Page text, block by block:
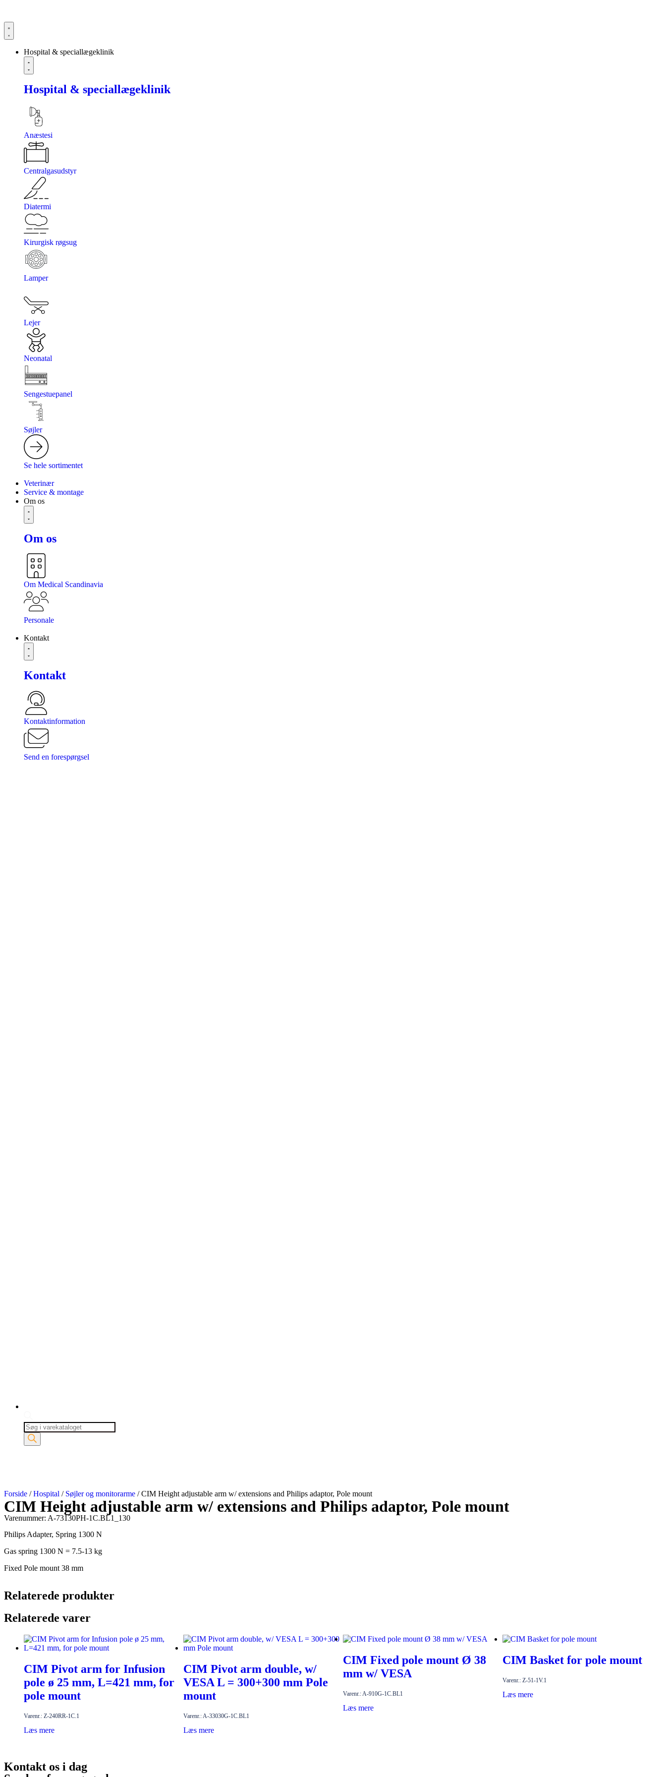
Hospital & speciallægeklinik
Hospital & speciallægeklinik
Anæstesi
Centralgasudstyr
Diatermi
Kirurgisk røgsug
Lamper
Lejer
Neonatal
Sengestuepanel
Søjler
Se hele sortimentet
Veterinær
Service & montage
Om os
Om os
Om Medical Scandinavia
Personale
Kontakt
Kontakt
Kontaktinformation
Send en forespørgsel
Forside /Hospital / Søjler og monitorarme / CIM Height adjustable arm w/ extensions and Philips adaptor, Pole mount
CIM Height adjustable arm w/ extensions and Philips adaptor, Pole mount
Varenummer: A-73130PH-1C.BL1_130
Philips Adapter, Spring 1300 N
Gas spring 1300 N = 7.5-13 kg
Fixed Pole mount 38 mm
Relaterede produkter
Relaterede varer
CIM Pivot arm for Infusion
pole ø 25 mm, L=421 mm, for
pole mount
Varenr.: Z-240RR-1C.1
Læs mere
CIM Pivot arm double, w/
VESA L = 300+300 mm Pole
mount
Varenr.: A-33030G-1C.BL1
Læs mere
CIM Fixed pole mount Ø 38
mm w/ VESA
Varenr.: A-910G-1C.BL1
Læs mere
CIM Basket for pole mount
Varenr.: Z-51-1V.1
Læs mere
Kontakt os i dag